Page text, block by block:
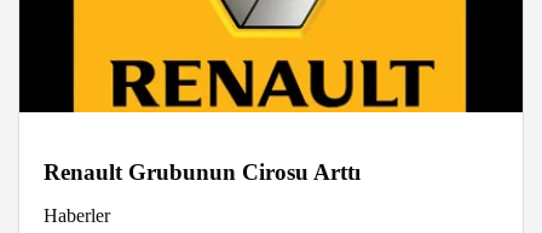
Renault Grubunun Cirosu Arttı
Haberler